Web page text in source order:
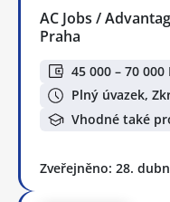
AC Jobs /
Praha
45 000 – 70 000
Plný úvazek,
Vhodné také
Zveřejněno: 28.